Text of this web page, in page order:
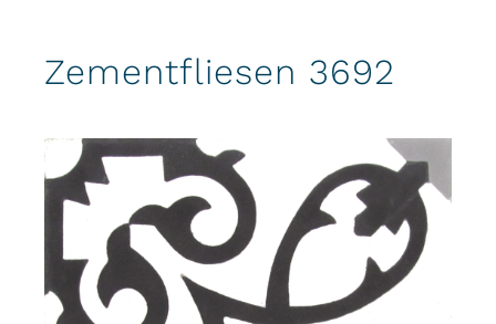
Zementfliesen 3692